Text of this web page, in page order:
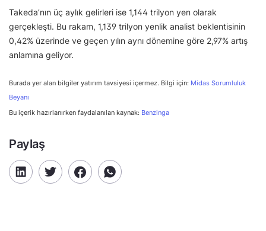
Takeda’nın üç aylık gelirleri ise 1,144 trilyon yen olarak
gerçekleşti. Bu rakam, 1,139 trilyon yenlik analist beklentisinin
0,42% üzerinde ve geçen yılın aynı dönemine göre 2,97% artış
anlamına geliyor.
Burada yer alan bilgiler yatırım tavsiyesi içermez. Bilgi için: Midas Sorumluluk
Beyanı
Bu içerik hazırlanırken faydalanılan kaynak: Benzinga
Paylaş